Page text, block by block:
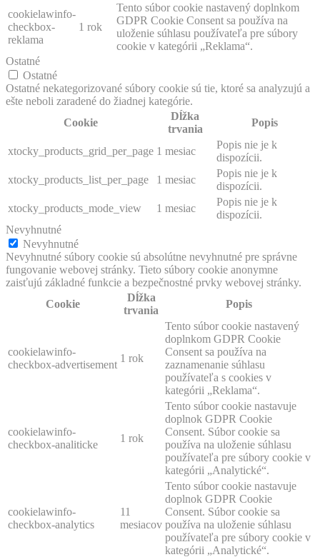
cookielawinfo-
checkbox-
reklama
1 rok
Tento súbor cookie nastavený doplnkom
GDPR Cookie Consent sa používa na
uloženie súhlasu používateľa pre súbory
cookie v kategórii „Reklama“.
Ostatné
Ostatné
Ostatné nekategorizované súbory cookie sú tie, ktoré sa analyzujú a
ešte neboli zaradené do žiadnej kategórie.
Cookie
Dĺžka
trvania
Popis
xtocky_products_grid_per_page 1 mesiac
Popis nie je k
dispozícii.
xtocky_products_list_per_page
1 mesiac
Popis nie je k
dispozícii.
xtocky_products_mode_view
1 mesiac
Popis nie je k
dispozícii.
Nevyhnutné
Nevyhnutné
Nevyhnutné súbory cookie sú absolútne nevyhnutné pre správne
fungovanie webovej stránky. Tieto súbory cookie anonymne
zaisťujú základné funkcie a bezpečnostné prvky webovej stránky.
Cookie
Dĺžka
trvania
Popis
cookielawinfo-
checkbox-advertisement
1 rok
Tento súbor cookie nastavený
doplnkom GDPR Cookie
Consent sa používa na
zaznamenanie súhlasu
používateľa s cookies v
kategórii „Reklama“.
cookielawinfo-
checkbox-analiticke
1 rok
Tento súbor cookie nastavuje
doplnok GDPR Cookie
Consent. Súbor cookie sa
používa na uloženie súhlasu
používateľa pre súbory cookie v
kategórii „Analytické“.
cookielawinfo-
checkbox-analytics
11
mesiacov
Tento súbor cookie nastavuje
doplnok GDPR Cookie
Consent. Súbor cookie sa
používa na uloženie súhlasu
používateľa pre súbory cookie v
kategórii „Analytické“.